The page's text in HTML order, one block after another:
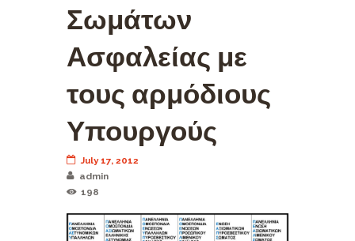
Σωμάτων
Ασφαλείας με
τους αρμόδιους
Υπουργούς
July 17, 2012
admin
198